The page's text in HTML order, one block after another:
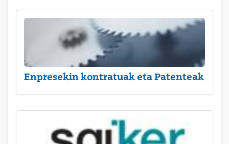
Enpresekin kontratuak eta Patenteak